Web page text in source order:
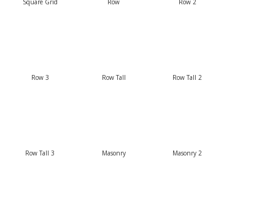
Square Grid Row Row 2
Row 3 Row Tall Row Tall 2
Row Tall 3 Masonry Masonry 2